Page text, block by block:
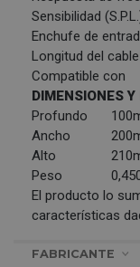
Sensibilidad
Enchufe de
Longitud del cable
Compatible con
DIMENSIONES Y
Profundo
Ancho
Alto
Peso
El producto lo
características
FABRICANTE